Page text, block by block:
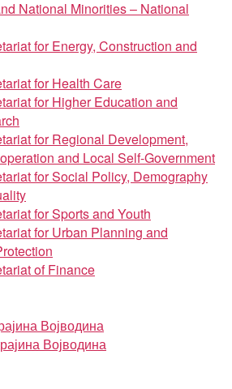
National Minorities – National
for Energy, Construction and
for Health Care
for Higher Education and
for Regional Development,
and Local Self-Government
for Social Policy, Demography
for Sports and Youth
for Urban Planning and
of Finance
Војводина
Војводина